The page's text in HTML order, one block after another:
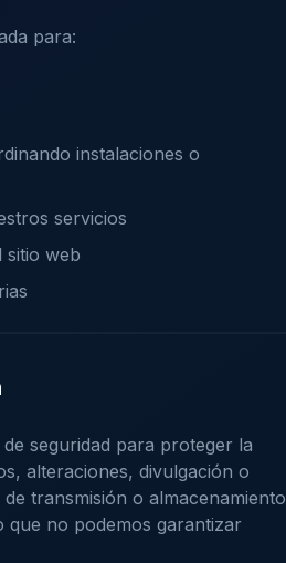
para:
instalaciones o
servicios
sitio web
seguridad para proteger la
alteraciones, divulgación o
transmisión o almacenamiento
que no podemos garantizar